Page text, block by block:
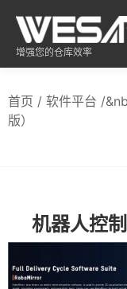
增强您的仓库效率
首页 / 软件平台 /
版）
机器人控